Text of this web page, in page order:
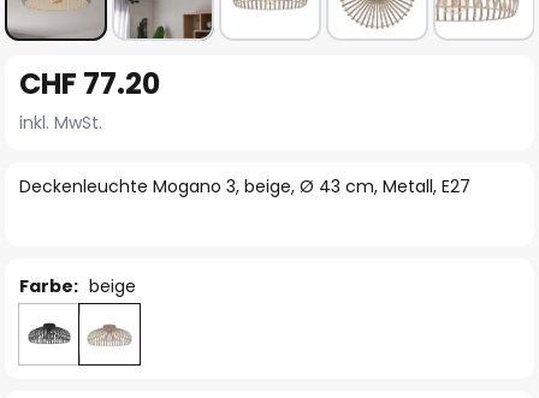
Anfang
der
springen
Deckenleuchte Mogano 3, beige, Ø 43 cm, Metall, E27
CHF 77.20
inkl. MwSt.
Farbe: beige